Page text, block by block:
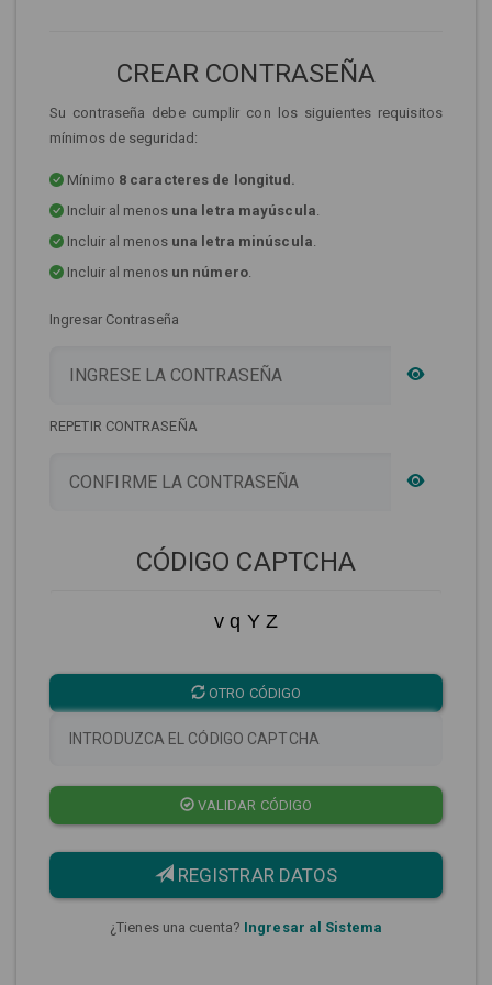
CREAR CONTRASEÑA
Su contraseña debe cumplir con los siguientes requisitos
mínimos de seguridad:
Mínimo 8 caracteres de longitud.
Incluir al menos una letra mayúscula.
Incluir al menos una letra minúscula.
Incluir al menos un número.
Ingresar Contraseña
REPETIR CONTRASEÑA
CÓDIGO CAPTCHA
v q Y Z
OTRO CÓDIGO
VALIDAR CÓDIGO
REGISTRAR DATOS
¿Tienes una cuenta? Ingresar al Sistema